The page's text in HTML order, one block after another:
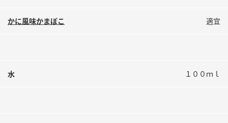
かに風味かまぼこ 適宜
水 １００ｍｌ